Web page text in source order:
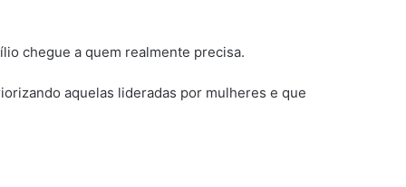
chegue a quem realmente precisa.
aquelas lideradas por mulheres e que